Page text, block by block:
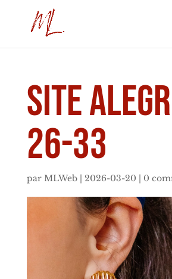
SITE
26-33
par MLWeb| 2026-03-20 | 0